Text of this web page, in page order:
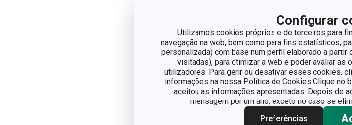
Configurar
Utilizamos cookies próprios e de terceiros para
navegação na web, bem como para fins estatísticos,
personalizada) com base num perfil elaborado a
visitadas), para otimizar a web e poder avaliar
utilizadores. Para gerir ou desativar esses cookies,
informações na nossa Política de Cookies Clique no
aceitou as informações apresentadas. Depois de
mensagem por um ano, exceto no caso se
Preferências
Misturar o vinho, a água, o açúcar e o mel em lume moderado
arrefecer, adicionar o abacate e o sumo de limão, misturar até
mistura para gelado arrefecer e preparar naMáquina para
Receita Gelado chocolate negro
300 ml água
200 g chocolate negro (mínimo 50% cacau)